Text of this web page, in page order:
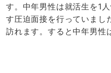
す。中年男性は就活生を1
す圧迫面接を行っていまし
訪れます。すると中年男性